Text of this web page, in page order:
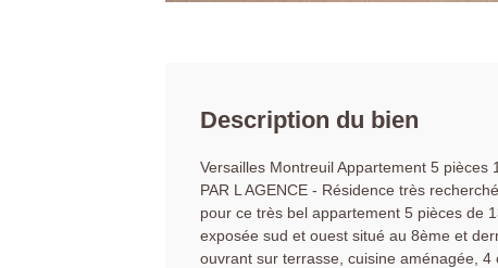
Description du bien
Versailles Montreuil Appartement 5 pièces
PAR L AGENCE - Résidence très
pour ce très bel appartement 5 pièces de
exposée sud et ouest situé au 8ème et
ouvrant sur terrasse, cuisine aménagée,